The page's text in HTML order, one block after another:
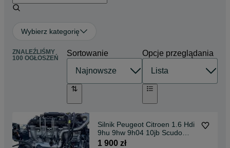
Wybierz kategorię
ZNALEŹLIŚMY
100 OGŁOSZEŃ
Sortowanie Opcje przeglądania
Silnik Peugeot Citroen 1.6 Hdi
9hu 9hw 9h04 10jb Scudo
Jumpy
1 900 zł